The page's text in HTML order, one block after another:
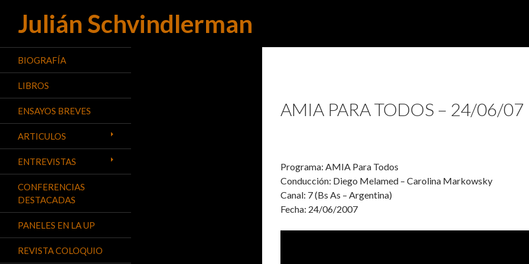
Julián Schvindlerman
Buscar
AMIA PARA TODOS – 24/06/07
Programa: AMIA Para Todos
Conducción: Diego Melamed – Carolina Markowsky
Canal: 7 (Bs As – Argentina)
Fecha: 24/06/2007
BIOGRAFÍA
LIBROS
ENSAYOS BREVES
ARTICULOS
ENTREVISTAS
CONFERENCIAS
DESTACADAS
PANELES EN LA UP
REVISTA COLOQUIO